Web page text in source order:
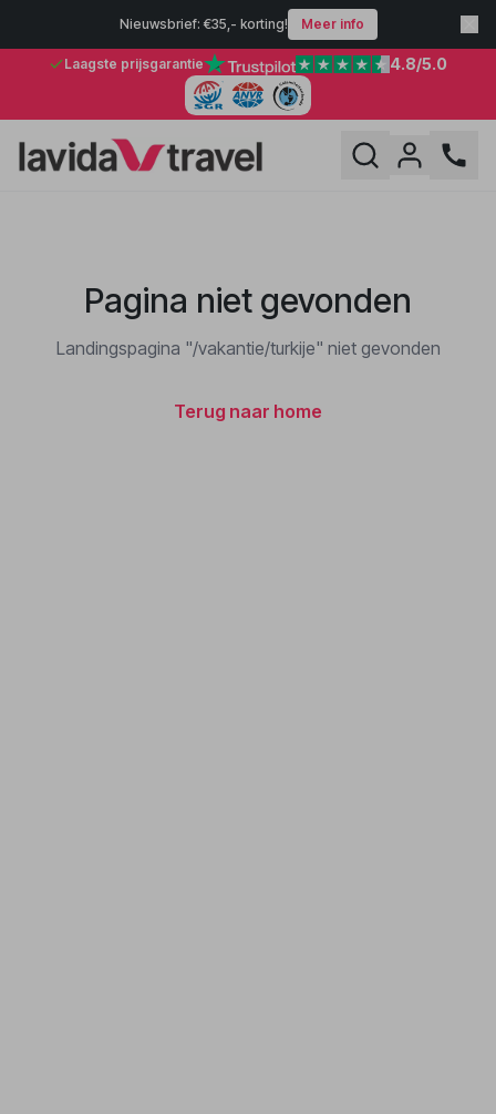
Nieuwsbrief: €35,- korting! Meer info
Laagste prijsgarantie 4.8/5.0
Pagina niet gevonden
Landingspagina "/vakantie/turkije" niet gevonden
Terug naar home